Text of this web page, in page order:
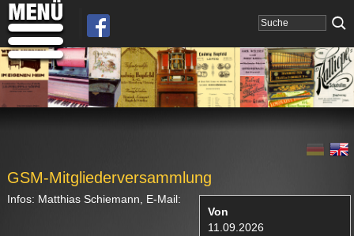
GSM-Mitgliederversammlung
Von
11.09.2026
Infos: Matthias Schiemann, E-Mail: